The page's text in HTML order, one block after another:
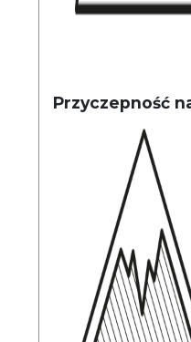
Przyczepność